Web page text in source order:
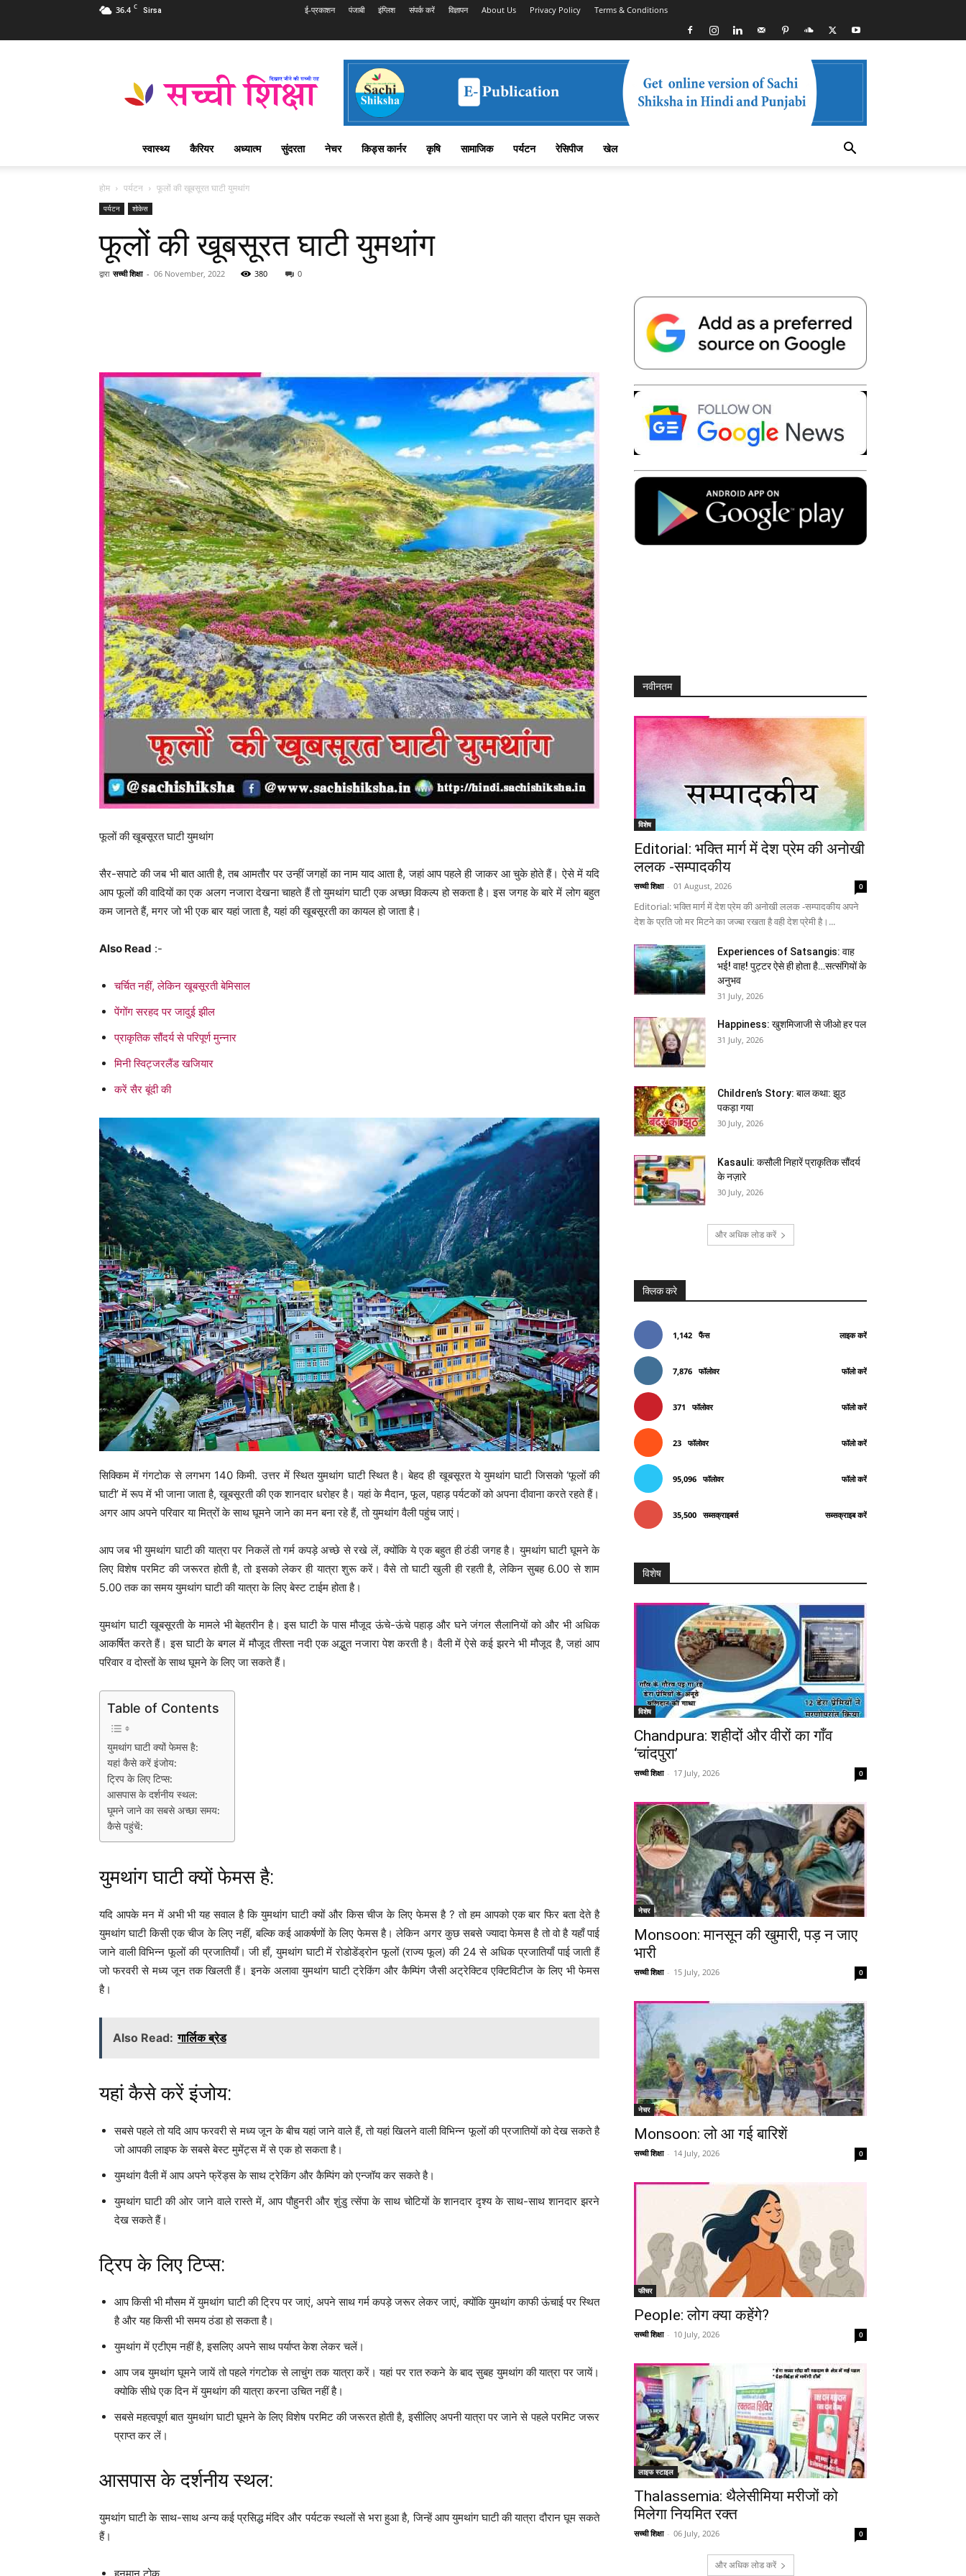
36.4 C Sirsa ई-प्रकाशन पंजाबी इंग्लिश संपर्क करें विज्ञापन About Us Privacy Policy Terms & Conditions
Shiksha
शिक्षा
पत्रिका
स्वास्थ्य कैरियर अध्यात्म सुंदरता नेचर किड्स कार्नर कृषि सामाजिक पर्यटन रेसिपीज खेल
होम पर्यटन फूलों की खूबसूरत घाटी युमथांग
पर्यटन शोकेस
फूलों की खूबसूरत घाटी युमथांग
द्वारा सच्ची शिक्षा - 06 November, 2022 380 0
Telegram Copy URL
फूलों की खूबसूरत घाटी युमथांग
सैर-सपाटे की जब भी बात आती है, तब आमतौर पर उन्हीं जगहों का नाम याद आता है, जहां आप पहले ही जाकर आ चुके होते हैं। ऐसे में यदि
आप फूलों की वादियों का एक अलग नजारा देखना चाहते हैं तो युमथांग घाटी एक अच्छा विकल्प हो सकता है। इस जगह के बारे में लोग बहुत
कम जानते हैं, मगर जो भी एक बार यहां जाता है, यहां की खूबसूरती का कायल हो जाता है।
Also Read :-
चर्चित नहीं, लेकिन खूबसूरती बेमिसाल
पेंगोंग सरहद पर जादुई झील
प्राकृतिक सौंदर्य से परिपूर्ण मुन्नार
मिनी स्विट्जरलैंड खजियार
करें सैर बूंदी की
सिक्किम में गंगटोक से लगभग 140 किमी. उत्तर में स्थित युमथांग घाटी स्थित है। बेहद ही खूबसूरत ये युमथांग घाटी जिसको ‘फूलों की
घाटी’ में रूप में भी जाना जाता है, खूबसूरती की एक शानदार धरोहर है। यहां के मैदान, फूल, पहाड़ पर्यटकों को अपना दीवाना करते रहते हैं।
अगर आप अपने परिवार या मित्रों के साथ घूमने जाने का मन बना रहे हैं, तो युमथांग वैली पहुंच जाएं।
आप जब भी युमथांग घाटी की यात्रा पर निकलें तो गर्म कपड़े अच्छे से रखे लें, क्योंकि ये एक बहुत ही ठंडी जगह है। युमथांग घाटी घूमने के
लिए विशेष परमिट की जरूरत होती है, तो इसको लेकर ही यात्रा शुरू करें। वैसे तो घाटी खुली ही रहती है, लेकिन सुबह 6.00 से शाम
5.00 तक का समय युमथांग घाटी की यात्रा के लिए बेस्ट टाईम होता है।
युमथांग घाटी खूबसूरती के मामले भी बेहतरीन है। इस घाटी के पास मौजूद ऊंचे-ऊंचे पहाड़ और घने जंगल सैलानियों को और भी अधिक
आकर्षित करते हैं। इस घाटी के बगल में मौजूद तीस्ता नदी एक अद्भुत नजारा पेश करती है। वैली में ऐसे कई झरने भी मौजूद है, जहां आप
परिवार व दोस्तों के साथ घूमने के लिए जा सकते हैं।
Table of Contents
युमथांग घाटी क्यों फेमस है:
यहां कैसे करें इंजोय:
ट्रिप के लिए टिप्स:
आसपास के दर्शनीय स्थल:
घूमने जाने का सबसे अच्छा समय:
कैसे पहुंचें:
युमथांग घाटी क्यों फेमस है:
यदि आपके मन में अभी भी यह सवाल है कि युमथांग घाटी क्यों और किस चीज के लिए फेमस है ? तो हम आपको एक बार फिर बता देते है
युमथांग घाटी किसी एक चीज के लिए नहीं, बल्कि कई आकर्षणों के लिए फेमस है। लेकिन अगर कुछ सबसे ज्यादा फेमस है तो वो है यहाँ पाई
जाने वाली विभिन्न फूलों की प्रजातियाँ। जी हाँ, युमथांग घाटी में रोडोडेंड्रोन फूलों (राज्य फूल) की 24 से अधिक प्रजातियाँ पाई जाती हैं
जो फरवरी से मध्य जून तक खिलती हैं। इनके अलावा युमथांग घाटी ट्रेकिंग और कैम्पिंग जैसी अट्रेक्टिव एक्टिविटीज के लिए भी फेमस
है।
Also Read: गार्लिक ब्रेड
यहां कैसे करें इंजोय:
सबसे पहले तो यदि आप फरवरी से मध्य जून के बीच यहां जाने वाले हैं, तो यहां खिलने वाली विभिन्न फूलों की प्रजातियों को देख सकते है
जो आपकी लाइफ के सबसे बेस्ट मुमेंट्स में से एक हो सकता है।
युमथांग वैली में आप अपने फ्रेंड्स के साथ ट्रेकिंग और कैम्पिंग को एन्जॉय कर सकते है।
युमथांग घाटी की ओर जाने वाले रास्ते में, आप पौहुनरी और शुंडु त्सेंपा के साथ चोटियों के शानदार दृश्य के साथ-साथ शानदार झरने
देख सकते हैं।
ट्रिप के लिए टिप्स:
आप किसी भी मौसम में युमथांग घाटी की ट्रिप पर जाएं, अपने साथ गर्म कपड़े जरूर लेकर जाएं, क्योंकि युमथांग काफी ऊंचाई पर स्थित
है और यह किसी भी समय ठंडा हो सकता है।
युमथांग में एटीएम नहीं है, इसलिए अपने साथ पर्याप्त केश लेकर चलें।
आप जब युमथांग घूमने जायें तो पहले गंगटोक से लाचुंग तक यात्रा करें। यहां पर रात रुकने के बाद सुबह युमथांग की यात्रा पर जायें।
क्योकि सीधे एक दिन में युमथांग की यात्रा करना उचित नहीं है।
सबसे महत्वपूर्ण बात युमथांग घाटी घूमने के लिए विशेष परमिट की जरूरत होती है, इसीलिए अपनी यात्रा पर जाने से पहले परमिट जरूर
प्राप्त कर लें।
आसपास के दर्शनीय स्थल:
युमथांग घाटी के साथ-साथ अन्य कई प्रसिद्ध मंदिर और पर्यटक स्थलों से भरा हुआ है, जिन्हें आप युमथांग घाटी की यात्रा दौरान घूम सकते
हैं।
नवीनतम
विशेष
Editorial: भक्ति मार्ग में देश प्रेम की अनोखी
ललक -सम्पादकीय
सच्ची शिक्षा - 01 August, 2026 0
Editorial: भक्ति मार्ग में देश प्रेम की अनोखी ललक -सम्पादकीय अपने
देश के प्रति जो मर मिटने का जज्बा रखता है वही देश प्रेमी है।...
Experiences of Satsangis: वाह
भई! वाह! पुट्टर ऐसे ही होता है…सत्संगियों के
अनुभव
31 July, 2026
Happiness: खुशमिजाजी से जीओ हर पल
31 July, 2026
Children’s Story: बाल कथा: झूठ
पकड़ा गया
30 July, 2026
Kasauli: कसौली निहारें प्राकृतिक सौंदर्य
के नज़ारे
30 July, 2026
और अधिक लोड करें
क्लिक करे
1,142 फैंस लाइक करें
7,876 फॉलोवर फॉलो करें
371 फॉलोवर फॉलो करें
23 फॉलोवर फॉलो करें
95,096 फॉलोवर फॉलो करें
35,500 सब्सक्राइबर्स सब्सक्राइब करें
विशेष
विशेष
Chandpura: शहीदों और वीरों का गाँव
‘चांदपुरा’
सच्ची शिक्षा - 17 July, 2026 0
नेचर
Monsoon: मानसून की खुमारी, पड़ न जाए
भारी
सच्ची शिक्षा - 15 July, 2026 0
नेचर
Monsoon: लो आ गई बारिशें
सच्ची शिक्षा - 14 July, 2026 0
फीचर
People: लोग क्या कहेंगे?
सच्ची शिक्षा - 10 July, 2026 0
लाइफ स्टाइल
Thalassemia: थैलेसीमिया मरीजों को
मिलेगा नियमित रक्त
सच्ची शिक्षा - 06 July, 2026 0
और अधिक लोड करें